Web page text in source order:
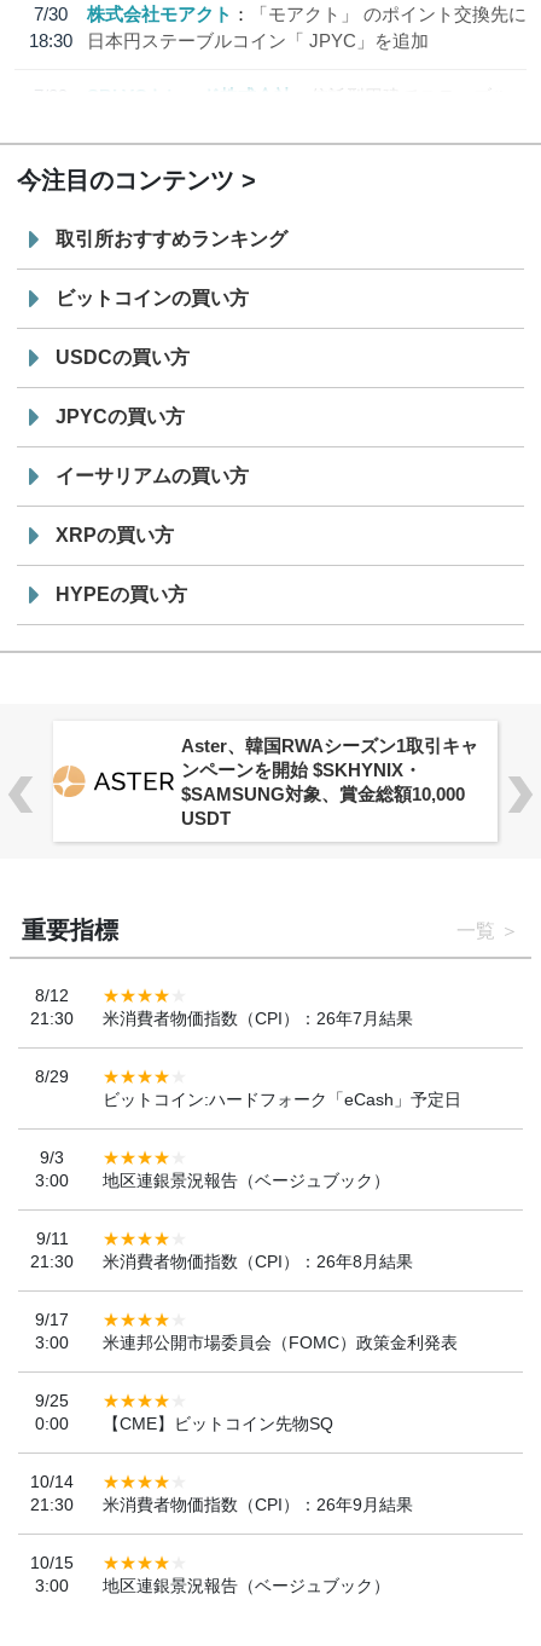
7/30
18:30
株式会社モアクト
「モアクト」 のポイント交換先に
日本円ステーブルコイン「 JPYC」を追加
7/29
SBI VCトレード株式会社
信託型円建てステーブル
今注目のコンテンツ
取引所おすすめランキング
ビットコインの買い方
USDCの買い方
JPYCの買い方
イーサリアムの買い方
XRPの買い方
HYPEの買い方
Aster、韓国RWAシーズン1取引キャ
ンペーンを開始 $SKHYNIX・
$SAMSUNG対象、賞金総額10,000
USDT
重要指標 一覧
8/12
21:30
米消費者物価指数（CPI）：26年7月結果
8/29
ビットコイン:ハードフォーク「eCash」予定日
9/3
3:00
地区連銀景況報告（ベージュブック）
9/11
21:30
米消費者物価指数（CPI）：26年8月結果
9/17
3:00
米連邦公開市場委員会（FOMC）政策金利発表
9/25
0:00
【CME】ビットコイン先物SQ
10/14
21:30
米消費者物価指数（CPI）：26年9月結果
10/15
3:00
地区連銀景況報告（ベージュブック）